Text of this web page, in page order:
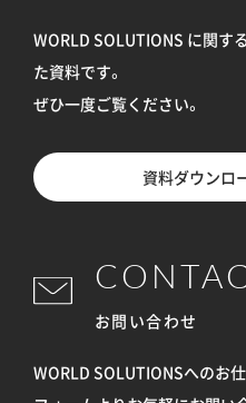
WORLD SOLUTIONS に関す
た資料です。
ぜひ一度ご覧ください。
資料ダウンロ
お問い合わせ
WORLD SOLUTIONSへのお